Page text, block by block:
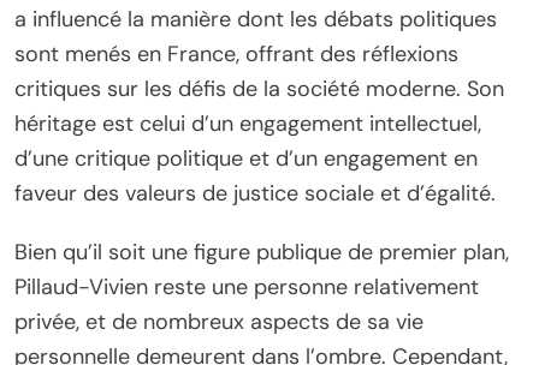
a influencé la manière dont les débats politiques
sont menés en France, offrant des réflexions
critiques sur les défis de la société moderne. Son
héritage est celui d’un engagement intellectuel,
d’une critique politique et d’un engagement en
faveur des valeurs de justice sociale et d’égalité.
Bien qu’il soit une figure publique de premier plan,
Pillaud-Vivien reste une personne relativement
privée, et de nombreux aspects de sa vie
personnelle demeurent dans l’ombre. Cependant,